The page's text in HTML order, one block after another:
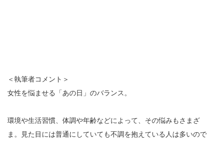
＜執筆者コメント＞
女性を悩ませる「あの日」のバランス。
環境や生活習慣、体調や年齢などによって、その悩みもさまざ
ま。見た目には普通にしていても不調を抱えている人は多いので